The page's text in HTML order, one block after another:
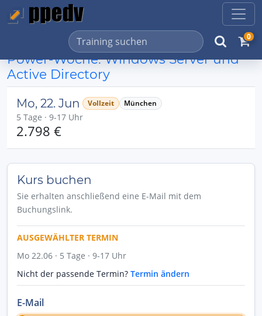
0
Power-Woche: Windows Server und
Active Directory
Mo, 22. Jun Vollzeit München
5 Tage · 9-17 Uhr
2.798 €
Kurs buchen
Sie erhalten anschließend eine E-Mail mit dem
Buchungslink.
AUSGEWÄHLTER TERMIN
Mo 22.06 · 5 Tage · 9-17 Uhr
Nicht der passende Termin? Termin ändern
E-Mail